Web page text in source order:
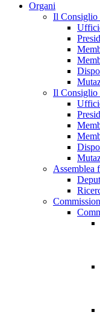
Organi
Il Consiglio
Il Consiglio
Assemblea